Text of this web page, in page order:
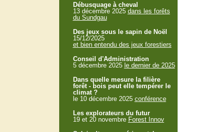
Débusquage à cheval
13 décembre 2025 dans les forêts
du Sundgau
Des jeux sous le sapin de Noël
15/12/2025
et bien entendu des jeux forestiers
Conseil d'Administration
5 décembre 2025 le dernier de 2025
Dans quelle mesure la filière
forêt - bois peut elle tempérer le
climat ?
le 10 décembre 2025 conférence
Les explorateurs du futur
19 et 20 novembre Forest Innov